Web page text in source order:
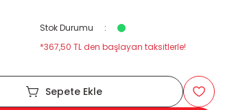
Stok Durumu
*367,50 TL den başlayan taksitlerle!
Sepete Ekle